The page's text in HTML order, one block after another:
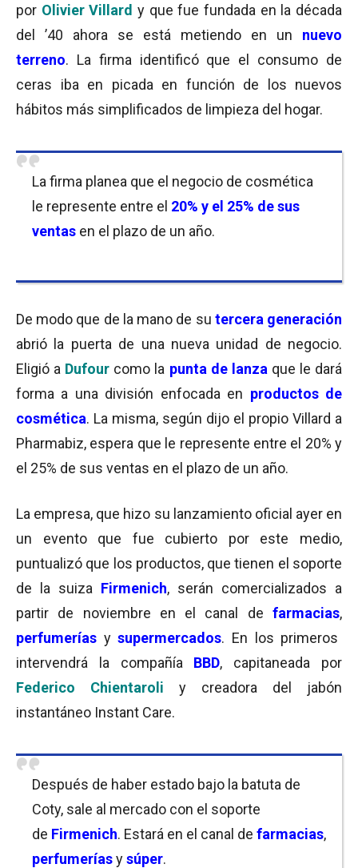
por Olivier Villard y que fue fundada en la década
del ’40 ahora se está metiendo en un nuevo
terreno. La firma identificó que el consumo de
ceras iba en picada en función de los nuevos
hábitos más simplificados de limpieza del hogar.
La firma planea que el negocio de cosmética
le represente entre el 20% y el 25% de sus
ventas en el plazo de un año.
De modo que de la mano de su tercera generación
abrió la puerta de una nueva unidad de negocio.
Eligió a Dufour como la punta de lanza que le dará
forma a una división enfocada en productos de
cosmética. La misma, según dijo el propio Villard a
Pharmabiz, espera que le represente entre el 20% y
el 25% de sus ventas en el plazo de un año.
La empresa, que hizo su lanzamiento oficial ayer en
un evento que fue cubierto por este medio,
puntualizó que los productos, que tienen el soporte
de la suiza Firmenich, serán comercializados a
partir de noviembre en el canal de farmacias,
perfumerías ysupermercados. En los primeros
intervendrá la compañía BBD, capitaneada por
Federico Chientaroli y creadora del jabón
instantáneo Instant Care.
Después de haber estado bajo la batuta de
Coty, sale al mercado con el soporte
de Firmenich. Estará en el canal de farmacias,
perfumeríasysúper.